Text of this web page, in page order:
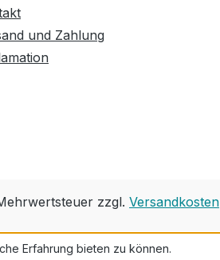
und Zahlung
zzgl. Versandkosten
Erfahrung bieten zu können.